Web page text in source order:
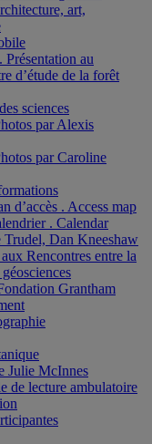
art,
Présentation au
d’étude de la forêt
sciences
par Alexis
par Caroline
d’accès . Access map
. Calendar
Trudel, Dan Kneeshaw
Rencontres entre la
Grantham
Julie McInnes
de lecture ambulatoire